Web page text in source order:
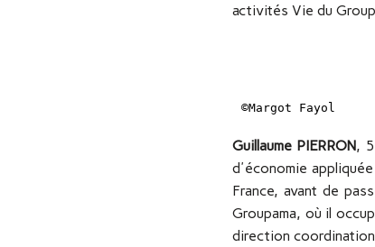
activités Vie du
©Margot Fayol
Guillaume PIERRON,
d'économie
France, avant de
Groupama, où il
direction